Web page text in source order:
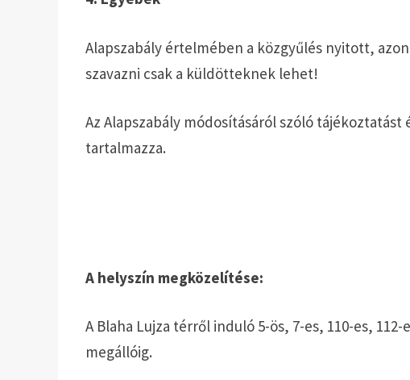
Alapszabály értelmében a közgyűlés nyitott,
szavazni csak a küldötteknek lehet!
Az Alapszabály módosításáról szóló
tartalmazza.
A helyszín megközelítése:
A Blaha Lujza térről induló 5-ös, 7-es, 110-es,
megállóig.